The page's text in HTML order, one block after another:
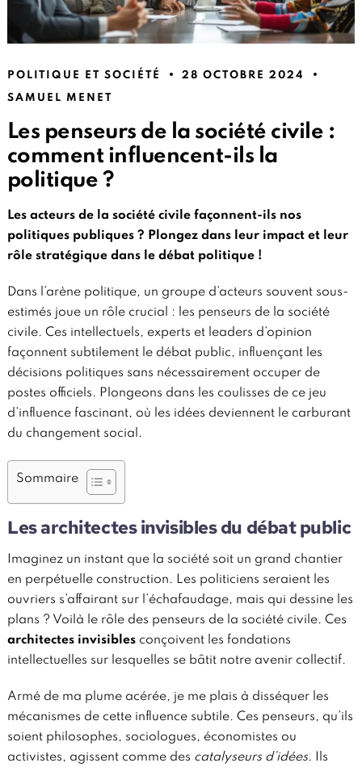
POLITIQUE ET SOCIÉTÉ 28 OCTOBRE 2024
SAMUEL MENET
Les penseurs de la société civile :
comment influencent-ils la
politique ?
Les acteurs de la société civile façonnent-ils nos
politiques publiques ? Plongez dans leur impact et leur
rôle stratégique dans le débat politique !
Dans l’arène politique, un groupe d’acteurs souvent sous-
estimés joue un rôle crucial : les penseurs de la société
civile. Ces intellectuels, experts et leaders d’opinion
façonnent subtilement le débat public, influençant les
décisions politiques sans nécessairement occuper de
postes officiels. Plongeons dans les coulisses de ce jeu
d’influence fascinant, où les idées deviennent le carburant
du changement social.
Sommaire
Les architectes invisibles du débat public
Imaginez un instant que la société soit un grand chantier
en perpétuelle construction. Les politiciens seraient les
ouvriers s’affairant sur l’échafaudage, mais qui dessine les
plans ? Voilà le rôle des penseurs de la société civile. Ces
architectes invisiblesconçoivent les fondations
intellectuelles sur lesquelles se bâtit notre avenir collectif.
Armé de ma plume acérée, je me plais à disséquer les
mécanismes de cette influence subtile. Ces penseurs, qu’ils
soient philosophes, sociologues, économistes ou
activistes, agissent comme des catalyseurs d’idées. Ils